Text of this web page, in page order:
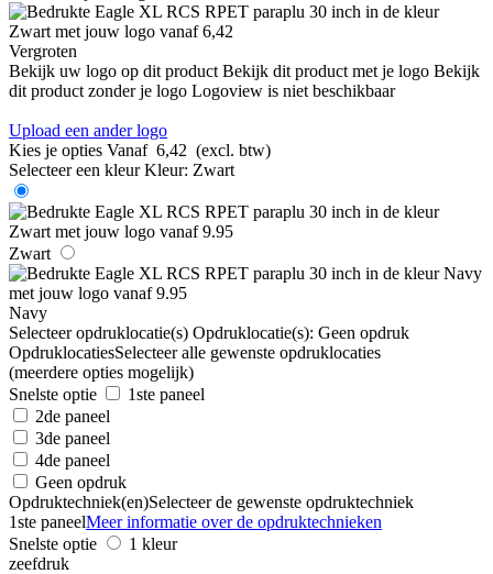
Vergroten
Bekijk uw logo op dit product Bekijk dit product met je logo Bekijk
dit product zonder je logo Logoview is niet beschikbaar
Upload een ander logo
Kies je opties Vanaf 6,42 (excl. btw)
Selecteer een kleur Kleur: Zwart
Zwart
Navy
Selecteer opdruklocatie(s) Opdruklocatie(s): Geen opdruk
OpdruklocatiesSelecteer alle gewenste opdruklocaties
(meerdere opties mogelijk)
Snelste optie
1ste paneel
2de paneel
3de paneel
4de paneel
Geen opdruk
Opdruktechniek(en)Selecteer de gewenste opdruktechniek
1ste paneelMeer informatie over de opdruktechnieken
Snelste optie
1 kleur
zeefdruk